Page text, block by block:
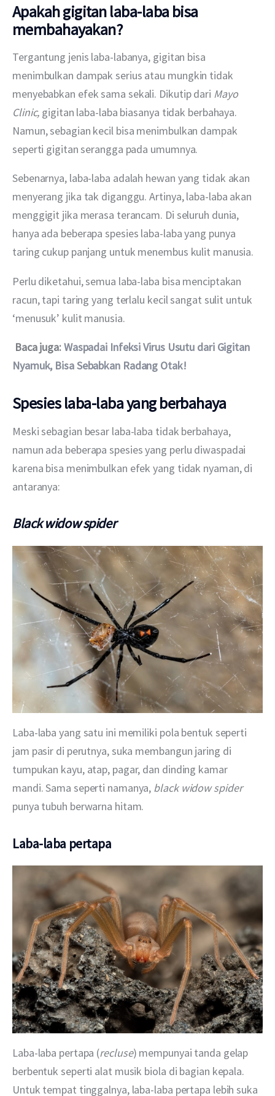
Apakah gigitan laba-laba bisa
membahayakan?
Tergantung jenis laba-labanya, gigitan bisa
menimbulkan dampak serius atau mungkin tidak
menyebabkan efek sama sekali. Dikutip dari Mayo
Clinic, gigitan laba-laba biasanya tidak berbahaya.
Namun, sebagian kecil bisa menimbulkan dampak
seperti gigitan serangga pada umumnya.
Sebenarnya, laba-laba adalah hewan yang tidak akan
menyerang jika tak diganggu. Artinya, laba-laba akan
menggigit jika merasa terancam. Di seluruh dunia,
hanya ada beberapa spesies laba-laba yang punya
taring cukup panjang untuk menembus kulit manusia.
Perlu diketahui, semua laba-laba bisa menciptakan
racun, tapi taring yang terlalu kecil sangat sulit untuk
‘menusuk’ kulit manusia.
Baca juga: Waspadai Infeksi Virus Usutu dari Gigitan
Nyamuk, Bisa Sebabkan Radang Otak!
Spesies laba-laba yang berbahaya
Meski sebagian besar laba-laba tidak berbahaya,
namun ada beberapa spesies yang perlu diwaspadai
karena bisa menimbulkan efek yang tidak nyaman, di
antaranya:
Black widow spider
Laba-laba yang satu ini memiliki pola bentuk seperti
jam pasir di perutnya, suka membangun jaring di
tumpukan kayu, atap, pagar, dan dinding kamar
mandi. Sama seperti namanya, black widow spider
punya tubuh berwarna hitam.
Laba-laba pertapa
Laba-laba pertapa (recluse) mempunyai tanda gelap
berbentuk seperti alat musik biola di bagian kepala.
Untuk tempat tinggalnya, laba-laba pertapa lebih suka